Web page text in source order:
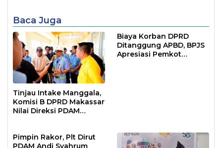
Baca Juga
Tinjau Intake Manggala,
Komisi B DPRD Makassar
Nilai Direksi PDAM
Biaya Korban DPRD
Ditanggung APBD, BPJS
Apresiasi Pemkot
Pimpin Rakor, Plt Dirut
PDAM Andi Syahrum